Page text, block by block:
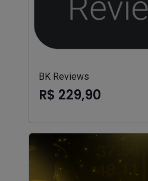
BK Reviews
R$ 229,90